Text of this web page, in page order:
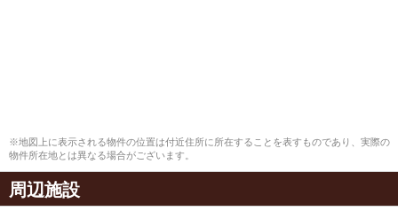
※地図上に表示される物件の位置は付近住所に所在することを表すものであり、実際の
物件所在地とは異なる場合がございます。
周辺施設